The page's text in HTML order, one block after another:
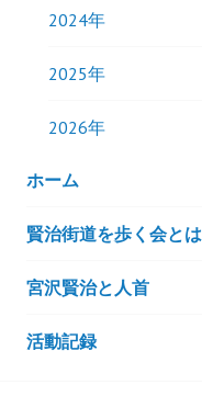
2024年
2025年
2026年
ホーム
賢治街道を歩く会とは
宮沢賢治と人首
活動記録